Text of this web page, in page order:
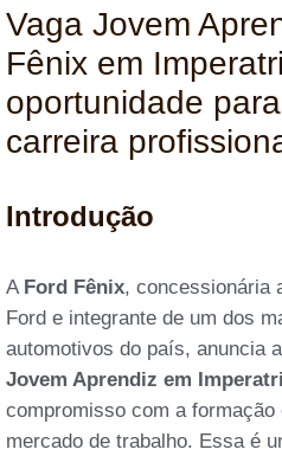
Vaga Jovem
Fênix em
oportunidade
carreira
Introdução
A Ford Fênix, concessionária
Ford e integrante de um dos
automotivos do país, anuncia a
Jovem Aprendiz em
compromisso com a
mercado de trabalho. Essa é